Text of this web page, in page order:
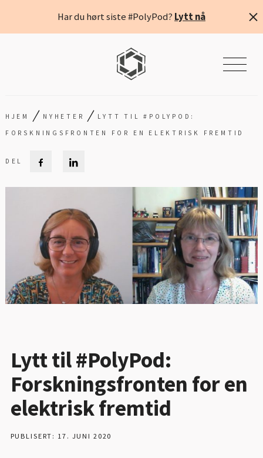
Har du hørt siste #PolyPod? Lytt nå
HJEM / NYHETER / LYTT TIL #POLYPOD:
FORSKNINGSFRONTEN FOR EN ELEKTRISK FREMTID
Lytt til #PolyPod:
Forskningsfronten for en
elektrisk fremtid
PUBLISERT: 17. JUNI 2020